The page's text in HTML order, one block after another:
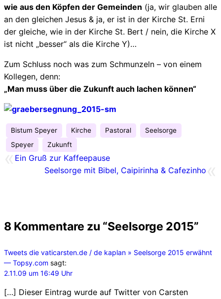
wie aus den Köpfen der Gemeinden (ja, wir glauben alle
an den gleichen Jesus & ja, er ist in der Kirche St. Erni
der gleiche, wie in der Kirche St. Bert / nein, die Kirche X
ist nicht „besser“ als die Kirche Y)…
Zum Schluss noch was zum Schmunzeln – von einem
Kollegen, denn:
„Man muss über die Zukunft auch lachen können“
Bistum Speyer Kirche Pastoral
Seelsorge
Speyer
Zukunft
«Ein Gruß zur Kaffeepause
Seelsorge mit Bibel, Caipirinha & Cafezinho
8 Kommentare zu “Seelsorge 2015”
Tweets die vaticarsten.de / de kaplan » Seelsorge 2015 erwähnt
— Topsy.com sagt:
2.11.09 um 16:49 Uhr
[…] Dieser Eintrag wurde auf Twitter von Carsten